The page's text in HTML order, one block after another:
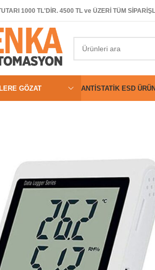
1000 TL'DİR. 4500 TL ve ÜZERİ TÜM
GÖZAT ANTISTATIK ESD